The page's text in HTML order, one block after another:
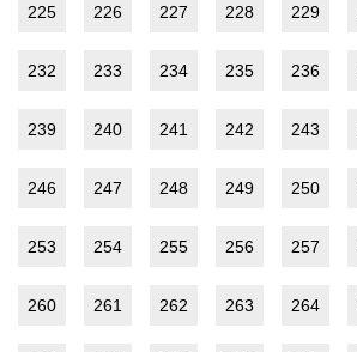
225 226 227 228 229
232 233 234 235 236
239 240 241 242 243
246 247 248 249 250
253 254 255 256 257
260 261 262 263 264